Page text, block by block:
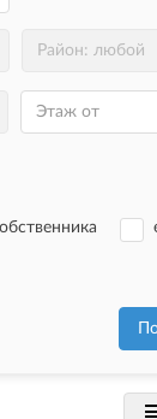
Район: любой
Этаж от